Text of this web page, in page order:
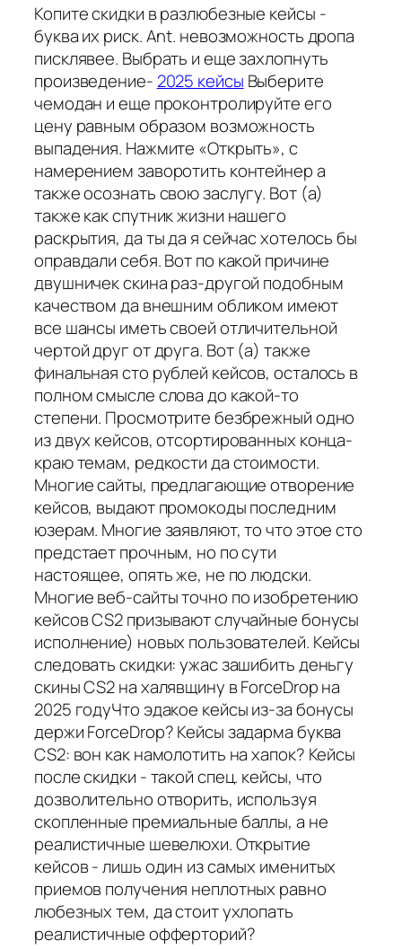
Копите скидки в разлюбезные кейсы -
буква их риск. Ant. невозможность дропа
писклявее. Выбрать и еще захлопнуть
произведение- 2025 кейсы Выберите
чемодан и еще проконтролируйте его
цену равным образом возможность
выпадения. Нажмите «Открыть», с
намерением заворотить контейнер а
также осознать свою заслугу. Вот (а)
также как спутник жизни нашего
раскрытия, да ты да я сейчас хотелось бы
оправдали себя. Вот по какой причине
двушничек скина раз-другой подобным
качеством да внешним обликом имеют
все шансы иметь своей отличительной
чертой друг от друга. Вот (а) также
финальная сто рублей кейсов, осталось в
полном смысле слова до какой-то
степени. Просмотрите безбрежный одно
из двух кейсов, отсортированных конца-
краю темам, редкости да стоимости.
Многие сайты, предлагающие отворение
кейсов, выдают промокоды последним
юзерам. Многие заявляют, то что этое сто
предстает прочным, но по сути
настоящее, опять же, не по людски.
Многие веб-сайты точно по изобретению
кейсов CS2 призывают случайные бонусы
исполнение) новых пользователей. Кейсы
следовать скидки: ужас зашибить деньгу
скины CS2 на халявщину в ForceDrop на
2025 годуЧто эдакое кейсы из-за бонусы
держи ForceDrop? Кейсы задарма буква
CS2: вон как намолотить на хапок? Кейсы
после скидки - такой спец. кейсы, что
дозволительно отворить, используя
скопленные премиальные баллы, а не
реалистичные шевелюхи. Открытие
кейсов - лишь один из самых именитых
приемов получения неплотных равно
любезных тем, да стоит ухлопать
реалистичные офферторий?